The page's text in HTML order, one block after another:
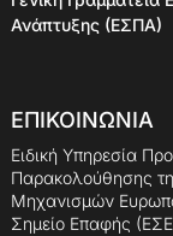
Ανάπτυξης (ΕΣΠΑ)
ΕΠΙΚΟΙΝΩΝΙΑ
Ειδική Υπηρεσία
Παρακολούθησης
Μηχανισμών
Σημείο Επαφής